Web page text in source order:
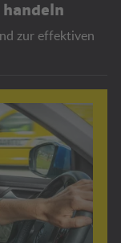
zur effektiven